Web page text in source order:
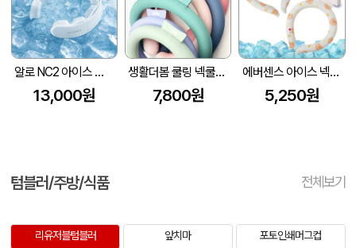
알로 NC2 아이스 넥쿨러 쿨스카프 냉각 넥밴드 얼음 목도리
13,000원
생활더봄 쿨링 넥쿨러 스카프 6color
7,800원
에버센스 아이스 넥쿨러 캐릭터
5,250원
텀블러/주방/식품 전체보기
리유저블텀블러 앞치마 포토인쇄머그컵